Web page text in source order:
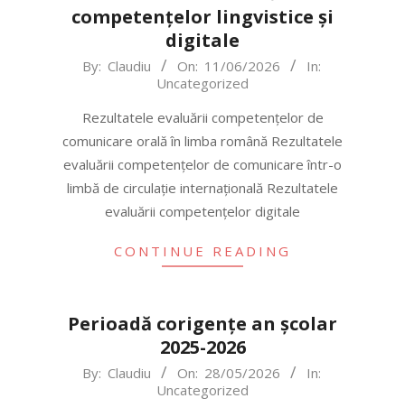
competențelor lingvistice și
digitale
2026-By: Claudiu On: 11/06/2026
In:
Uncategorized
Rezultatele evaluării competențelor de
comunicare orală în limba română Rezultatele
evaluării competențelor de comunicare într-o
limbă de circulație internațională Rezultatele
evaluării competențelor digitale
CONTINUE READING
Perioadă corigențe an școlar
2025-2026
2026-By: Claudiu On: 28/05/2026
In:
Uncategorized